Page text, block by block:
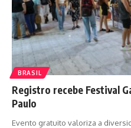
BRASIL
Registro recebe Festival
Paulo
Evento gratuito valoriza a